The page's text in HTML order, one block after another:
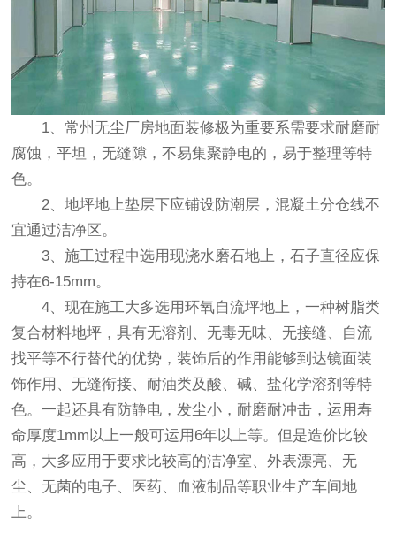
1、常州无尘厂房地面装修极为重要系需要求耐磨耐
腐蚀，平坦，无缝隙，不易集聚静电的，易于整理等特
色。
2、地坪地上垫层下应铺设防潮层，混凝土分仓线不
宜通过洁净区。
3、施工过程中选用现浇水磨石地上，石子直径应保
持在6-15mm。
4、现在施工大多选用环氧自流坪地上，一种树脂类
复合材料地坪，具有无溶剂、无毒无味、无接缝、自流
找平等不行替代的优势，装饰后的作用能够到达镜面装
饰作用、无缝衔接、耐油类及酸、碱、盐化学溶剂等特
色。一起还具有防静电，发尘小，耐磨耐冲击，运用寿
命厚度1mm以上一般可运用6年以上等。但是造价比较
高，大多应用于要求比较高的洁净室、外表漂亮、无
尘、无菌的电子、医药、血液制品等职业生产车间地
上。